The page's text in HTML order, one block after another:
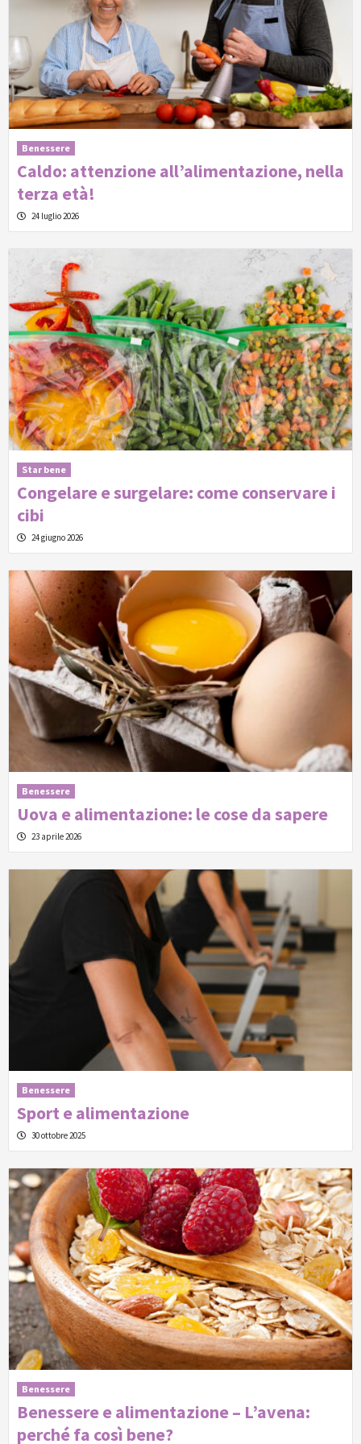
Benessere
Caldo: attenzione all’alimentazione, nella
terza età!
24 luglio 2026
Star bene
Congelare e surgelare: come conservare i
cibi
24 giugno 2026
Benessere
Uova e alimentazione: le cose da sapere
23 aprile 2026
Benessere
Sport e alimentazione
30 ottobre 2025
Benessere
Benessere e alimentazione – L’avena:
perché fa così bene?